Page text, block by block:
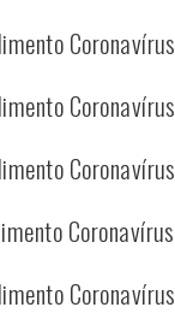
Coronavírus
Coronavírus
Coronavírus
Coronavírus
Coronavírus